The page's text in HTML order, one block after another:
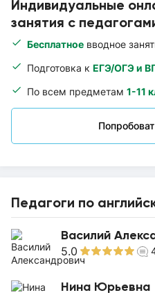
Индивидуальные
занятия с
Бесплатное вводное
Подготовка к ЕГЭ/ОГЭ и
По всем предметам 1-11
Педагоги по
Василий
5.0
Нина Юрьевна